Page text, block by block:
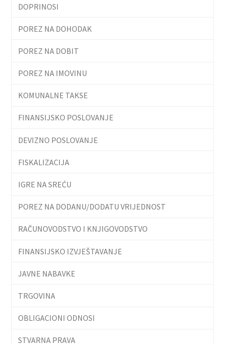
DOPRINOSI
POREZ NA DOHODAK
POREZ NA DOBIT
POREZ NA IMOVINU
KOMUNALNE TAKSE
FINANSIJSKO POSLOVANJE
DEVIZNO POSLOVANJE
FISKALIZACIJA
IGRE NA SREĆU
POREZ NA DODANU/DODATU VRIJEDNOST
RAČUNOVODSTVO I KNJIGOVODSTVO
FINANSIJSKO IZVJEŠTAVANJE
JAVNE NABAVKE
TRGOVINA
OBLIGACIONI ODNOSI
STVARNA PRAVA